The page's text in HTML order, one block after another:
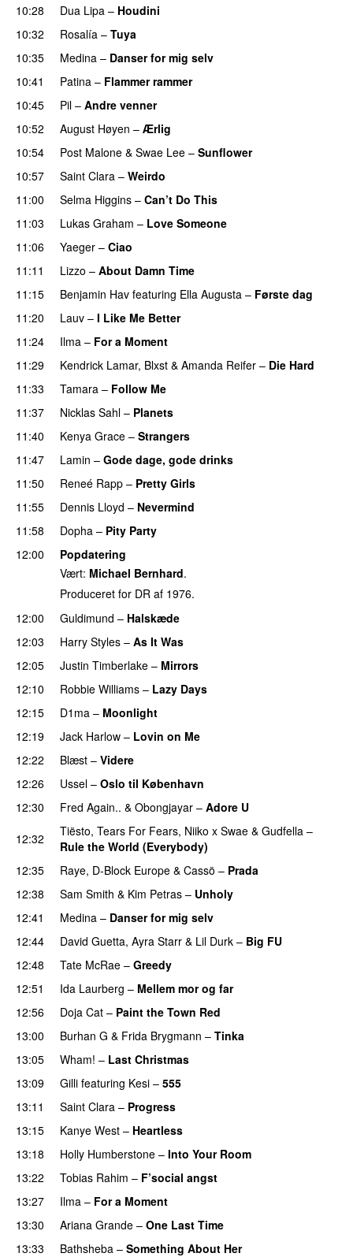
10:28 Dua Lipa – Houdini
10:32
Rosalía – Tuya
10:35
Medina – Danser for mig selv
10:41
Patina – Flammer rammer
10:45 Pil – Andre venner
10:52
August Høyen – Ærlig
10:54
Post Malone & Swae Lee – Sunflower
10:57
Saint Clara – Weirdo
11:00
Selma Higgins – Can’t Do This
11:03
Lukas Graham – Love Someone
11:06
Yaeger – Ciao
11:11 Lizzo – About Damn Time
11:15
Benjamin Hav featuring Ella Augusta – Første dag
11:20 Lauv – I Like Me Better
11:24
Ilma – For a Moment
11:29 Kendrick Lamar, Blxst & Amanda Reifer – Die Hard
11:33
Tamara – Follow Me
11:37
Nicklas Sahl – Planets
11:40
Kenya Grace – Strangers
11:47 Lamin – Gode dage, gode drinks
11:50
Reneé Rapp – Pretty Girls
11:55
Dennis Lloyd – Nevermind
11:58
Dopha – Pity Party
12:00
Popdatering
Vært: Michael Bernhard.
Produceret for DR af 1976.
12:00
Guldimund – Halskæde
12:03
Harry Styles – As It Was
12:05
Justin Timberlake – Mirrors
12:10
Robbie Williams – Lazy Days
12:15
D1ma – Moonlight
12:19
Jack Harlow – Lovin on Me
12:22 Blæst – Videre
12:26
Ussel – Oslo til København
12:30
Fred Again.. & Obongjayar – Adore U
12:32 Tiësto, Tears For Fears, Niiko x Swae & Gudfella –
Rule the World (Everybody)
12:35
Raye, D-Block Europe & Cassö – Prada
12:38
Sam Smith & Kim Petras – Unholy
12:41 Medina – Danser for mig selv
12:44
David Guetta, Ayra Starr & Lil Durk – Big FU
12:48 Tate McRae – Greedy
12:51
Ida Laurberg – Mellem mor og far
12:56
Doja Cat – Paint the Town Red
13:00
Burhan G & Frida Brygmann – Tinka
13:05
Wham! – Last Christmas
13:09
Gilli featuring Kesi – 555
13:11
Saint Clara – Progress
13:15
Kanye West – Heartless
13:18
Holly Humberstone – Into Your Room
13:22
Tobias Rahim – F’social angst
13:27
Ilma – For a Moment
13:30 Ariana Grande – One Last Time
13:33
Bathsheba – Something About Her